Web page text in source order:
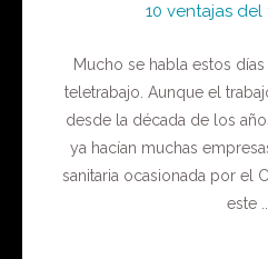
10 ventajas
Mucho se habla estos
teletrabajo. Aunque el
desde la década de los
ya hacían muchas
sanitaria ocasionada por el
este ...